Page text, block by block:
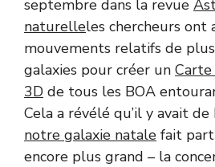
septembre dans la revue
naturelleles chercheurs ont
mouvements relatifs de
galaxies pour créer un
3D de tous les BOA
Cela a révélé qu’il y avait de
notre galaxie natale fait
encore plus grand – la